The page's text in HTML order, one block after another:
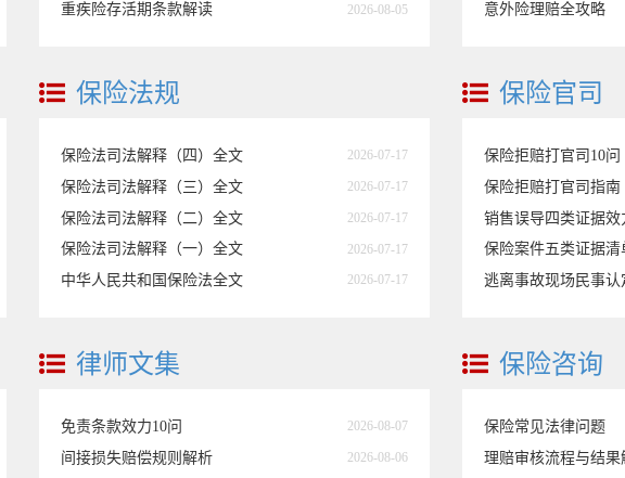
重疾险存活期条款解读 2026-08-05 意外险理赔全攻略
保险法规
保险法司法解释（四）全文 2026-07-17
保险法司法解释（三）全文 2026-07-17
保险法司法解释（二）全文 2026-07-17
保险法司法解释（一）全文 2026-07-17
中华人民共和国保险法全文 2026-07-17
保险官司
保险拒赔打官司10问
保险拒赔打官司指南
销售误导四类证据效
保险案件五类证据清
逃离事故现场民事认
律师文集
免责条款效力10问 2026-08-07
间接损失赔偿规则解析 2026-08-06
保险咨询
保险常见法律问题
理赔审核流程与结果